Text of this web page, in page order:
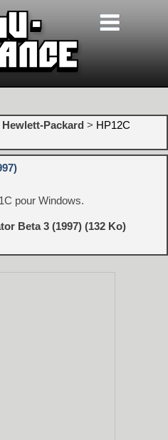
Hewlett-Packard > HP12C
pour Windows.
Beta 3 (1997) (132 Ko)